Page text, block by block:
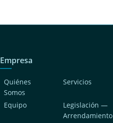
Empresa
Quiénes
Somos
Servicios
Equipo
Legislación —
Arrendamiento